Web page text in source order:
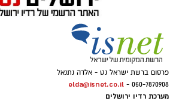
פרסום ברשת ישראל נט - אלדה נתנאל
050-7870908 -
elda@isnet.co.il
מערכת רדיו ירושלים